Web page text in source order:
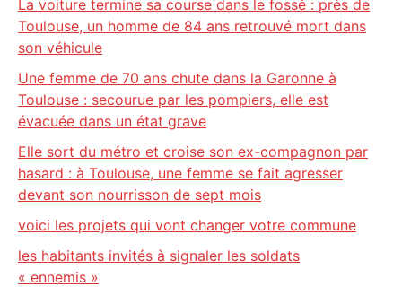
La voiture termine sa course dans le fossé : près de
Toulouse, un homme de 84 ans retrouvé mort dans
son véhicule
Une femme de 70 ans chute dans la Garonne à
Toulouse : secourue par les pompiers, elle est
évacuée dans un état grave
Elle sort du métro et croise son ex-compagnon par
hasard : à Toulouse, une femme se fait agresser
devant son nourrisson de sept mois
voici les projets qui vont changer votre commune
les habitants invités à signaler les soldats
« ennemis »